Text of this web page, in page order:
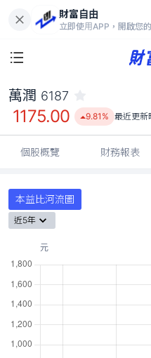
財富自由
立即使用APP，開啟您
1175.00
萬潤 6187
1175.00 9.81% 最近更新
個股概覽 財務報表
本益比河流圖
近5年